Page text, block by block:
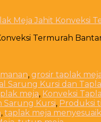
Meja Jahit Konveksi
Termurah
, grosir taplak
Sarung Kursi dan
meja, Konveksi
Sarung Kursi, Produksi
, taplak meja